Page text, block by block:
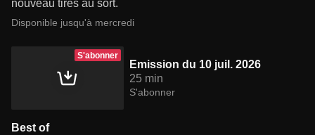
nouveau tirés au sort.
Disponible jusqu'à mercredi
S'abonner
Emission du 10 juil. 2026
25 min
S'abonner
Best of